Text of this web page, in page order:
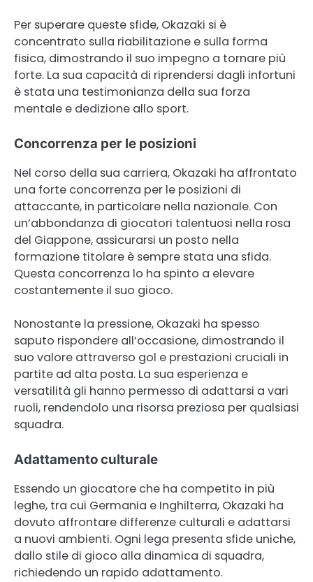
Per superare queste sfide, Okazaki si è
concentrato sulla riabilitazione e sulla forma
fisica, dimostrando il suo impegno a tornare più
forte. La sua capacità di riprendersi dagli infortuni
è stata una testimonianza della sua forza
mentale e dedizione allo sport.
Concorrenza per le posizioni
Nel corso della sua carriera, Okazaki ha affrontato
una forte concorrenza per le posizioni di
attaccante, in particolare nella nazionale. Con
un’abbondanza di giocatori talentuosi nella rosa
del Giappone, assicurarsi un posto nella
formazione titolare è sempre stata una sfida.
Questa concorrenza lo ha spinto a elevare
costantemente il suo gioco.
Nonostante la pressione, Okazaki ha spesso
saputo rispondere all’occasione, dimostrando il
suo valore attraverso gol e prestazioni cruciali in
partite ad alta posta. La sua esperienza e
versatilità gli hanno permesso di adattarsi a vari
ruoli, rendendolo una risorsa preziosa per qualsiasi
squadra.
Adattamento culturale
Essendo un giocatore che ha competito in più
leghe, tra cui Germania e Inghilterra, Okazaki ha
dovuto affrontare differenze culturali e adattarsi
a nuovi ambienti. Ogni lega presenta sfide uniche,
dallo stile di gioco alla dinamica di squadra,
richiedendo un rapido adattamento.